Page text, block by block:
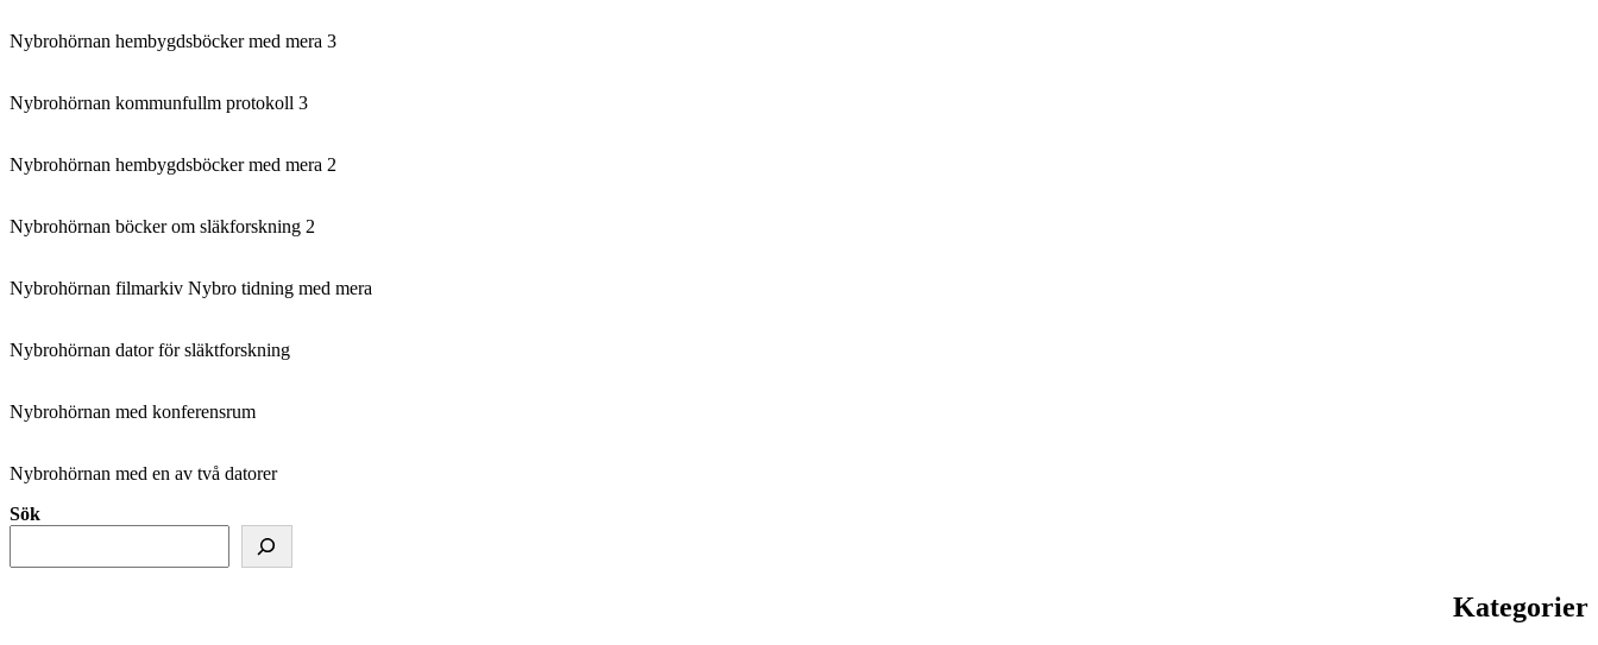
Nybrohörnan hembygdsböcker med mera 3
Nybrohörnan kommunfullm protokoll 3
Nybrohörnan hembygdsböcker med mera 2
Nybrohörnan böcker om släkforskning 2
Nybrohörnan filmarkiv Nybro tidning med mera
Nybrohörnan dator för släktforskning
Nybrohörnan med konferensrum
Nybrohörnan med en av två datorer
Sök
Kategorier